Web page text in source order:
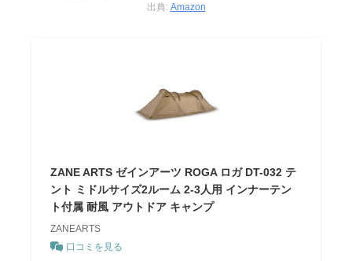
出典: Amazon
ZANE ARTS ゼインアーツ ROGA ロガ DT-032 テ
ント ミドルサイズ2ルーム 2-3人用 インナーテン
ト付属 耐風 アウトドア キャンプ
ZANEARTS
口コミを見る